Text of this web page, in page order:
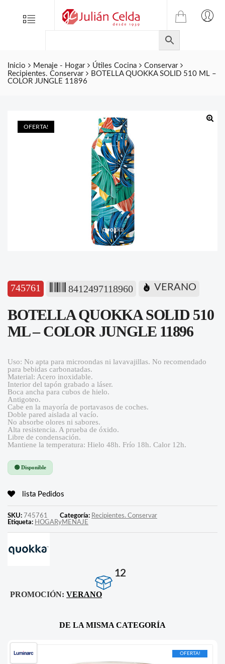
Menu
TIENDA
ONLINE
DE
JULIAN
CELDA
Inicio Menaje - Hogar Útiles Cocina
Conservar
Recipientes. Conservar
BOTELLA QUOKKA SOLID 510 ML –
COLOR JUNGLE 11896
OFERTA!
745761 8412497118960 VERANO
BOTELLA QUOKKA SOLID 510
ML – COLOR JUNGLE 11896
Uso: No apta para microondas ni lavavajillas. No recomendado
para bebidas carbonatadas.
Material: Acero inoxidable.
Interior del tapón grabado a láser.
Boca ancha para cubos de hielo.
Antigoteo.
Cabe en la mayoría de portavasos de coches.
Doble pared aislada al vacío.
No absorbe olores ni sabores.
Alta resistencia. A prueba de óxido.
Libre de condensación.
Mantiene la temperatura: Hielo 48h. Frío 18h. Calor 12h.
🟢 Disponible
lista Pedidos
SKU: 745761 Categoría: Recipientes. Conservar
Etiqueta: HOGARyMENAJE
12
PROMOCIÓN: VERANO
DE LA MISMA CATEGORÍA
OFERTA!
Folletos
Contacto